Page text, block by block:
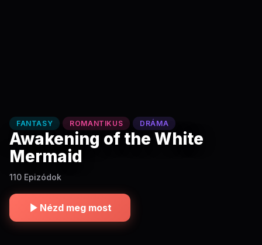
FANTASY ROMANTIKUS DRÁMA
Awakening of the White
Mermaid
110 Epizódok
Nézd meg most